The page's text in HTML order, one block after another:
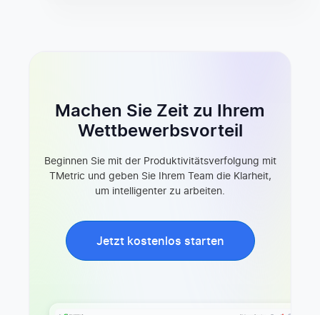
Machen Sie Zeit zu Ihrem
Wettbewerbsvorteil
Beginnen Sie mit der Produktivitätsverfolgung mit
TMetric und geben Sie Ihrem Team die Klarheit,
um intelligenter zu arbeiten.
Jetzt kostenlos starten